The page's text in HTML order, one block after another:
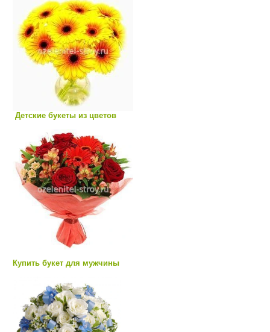
Детские букеты из цветов
Купить букет для мужчины